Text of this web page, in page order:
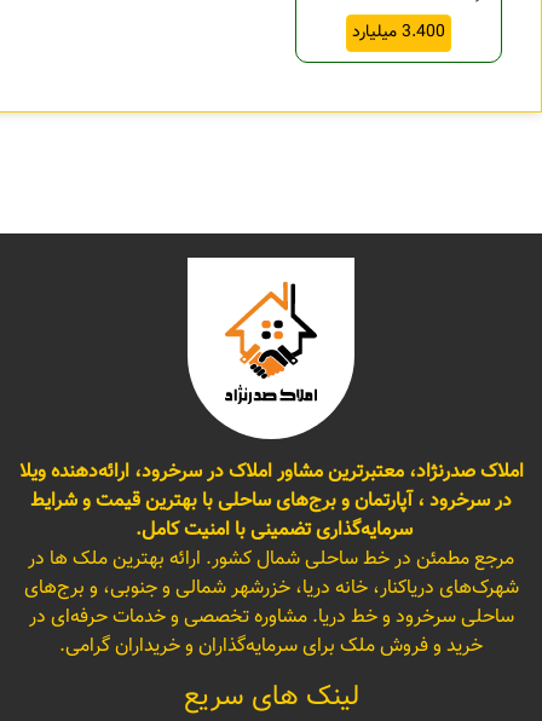
3.400 میلیارد
املاک صدرنژاد، معتبرترین مشاور املاک در سرخرود، ارائه‌دهنده ویلا
در سرخرود ، آپارتمان و برج‌های ساحلی با بهترین قیمت و شرایط
سرمایه‌گذاری تضمینی با امنیت کامل.
مرجع مطمئن در خط ساحلی شمال کشور. ارائه بهترین ملک ها در
شهرک‌های دریاکنار، خانه دریا، خزرشهر شمالی و جنوبی، و برج‌های
ساحلی سرخرود و خط دریا. مشاوره تخصصی و خدمات حرفه‌ای در
خرید و فروش ملک برای سرمایه‌گذاران و خریداران گرامی.
لینک های سریع